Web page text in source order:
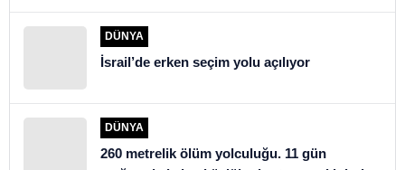
alınmadık”
DÜNYA
İsrail’de erken seçim yolu açılıyor
DÜNYA
260 metrelik ölüm yolculuğu. 11 gün